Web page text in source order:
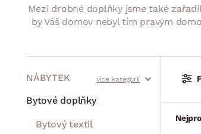
Koupelna
Závěsy a žaluzie Pánve
Mezi drobné doplňky jsme také
by Váš domov nebyl tím pravým
NÁBYTEK
Stoly a stolky
Křesla a sezení
Židle a lavice
Postele
Šatní skříně
Rošty
Matrace
Komody, skříňky a vitríny
Bytové doplňky
Bytový textil